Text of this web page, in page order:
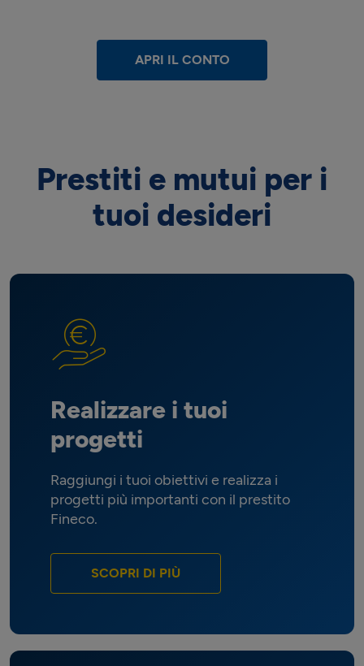
APRI IL CONTO
Prestiti e mutui per i
tuoi desideri
Realizzare i tuoi
progetti
Raggiungi i tuoi obiettivi e realizza i
progetti più importanti con il prestito
Fineco.
SCOPRI DI PIÙ